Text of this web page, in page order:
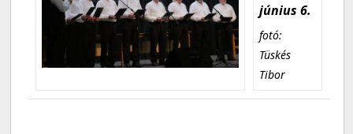
június 6.
fotó:
Tüskés
Tibor